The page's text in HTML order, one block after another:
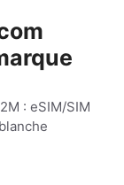
: eSIM/SIM